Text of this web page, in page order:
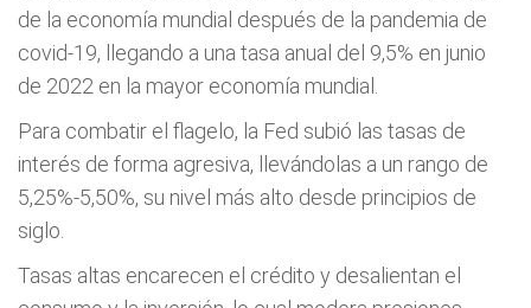
de la economía mundial después de la pandemia de
covid-19, llegando a una tasa anual del 9,5% en junio
de 2022 en la mayor economía mundial.
Para combatir el flagelo, la Fed subió las tasas de
interés de forma agresiva, llevándolas a un rango de
5,25%-5,50%, su nivel más alto desde principios de
siglo.
Tasas altas encarecen el crédito y desalientan el